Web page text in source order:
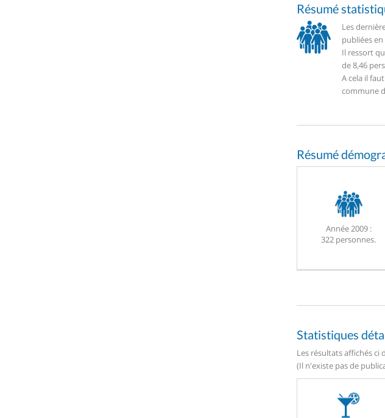
Résumé
Les
publiées en
Il ressort
de 8,46
A cela il
commune
Résumé
Année 2009 :
322 personnes.
Statistiques
Les résultats affichés ci
(Il n'existe pas de